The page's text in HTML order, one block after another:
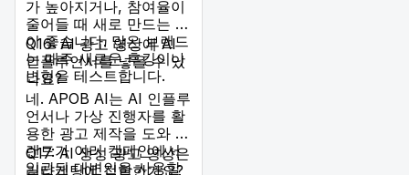
가 높아지거나, 참여율이
줄어들 때 새로 만드는 것
이 좋습니다. 많은 브랜드
는 매주 새로운 후킹이나
변형을 테스트합니다.
Q16: AI 광고 영상에 AI
인플루언서를 넣을 수 있
나요?
네. APOB AI는 AI 인플루
언서나 가상 진행자를 활
용한 광고 제작을 도와 브
랜드가 여러 캠페인에서
일관된 대변인을 사용할
Q17: AI 생성 광고 영상은
리타게팅에 적합한가요?